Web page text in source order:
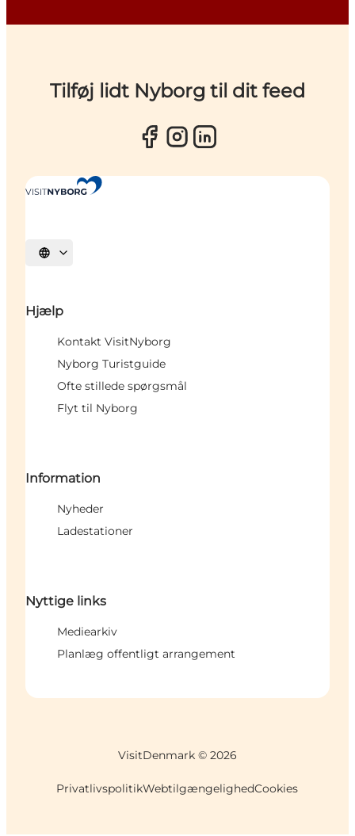
Tilføj lidt Nyborg til dit feed
Vælg sprog
Hjælp
Kontakt VisitNyborg
Nyborg Turistguide
Ofte stillede spørgsmål
Flyt til Nyborg
Information
Nyheder
Ladestationer
Nyttige links
Mediearkiv
Planlæg offentligt arrangement
VisitDenmark © 2026
PrivatlivspolitikWebtilgængelighedCookies